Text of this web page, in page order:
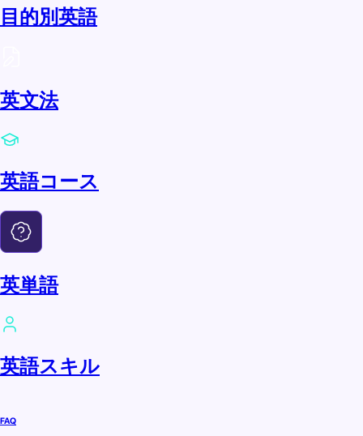
目的別英語
英文法
英語コース
英単語
英語スキル
FAQ